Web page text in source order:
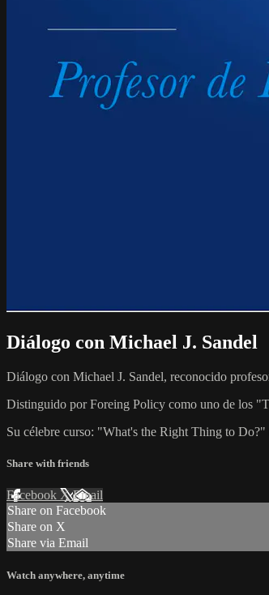
Diálogo con Michael J. Sandel
Diálogo con Michael J. Sandel, reconocido
Distinguido por Foreing Policy como uno de los
Su célebre curso: "What's the Right Thing to Do?"
Share with friends
Facebook XEmail
Share on Facebook
Share on X
Share via Email
Watch anywhere, anytime